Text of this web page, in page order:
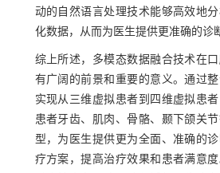
动的自然语言处理技术能够高效地
化数据，从而为医生提供更准确的诊
综上所述，多模态数据融合技术在
有广阔的前景和重要的意义。通过
实现从三维虚拟患者到四维虚拟患
患者牙齿、肌肉、骨骼、颞下颌关
型，为医生提供更为全面、准确的
疗方案，提高治疗效果和患者满意